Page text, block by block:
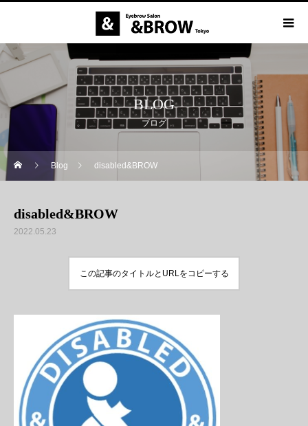
BLOG
ブログ
Blog disabled&BROW
disabled&BROW
2022.05.23
この記事のタイトルとURLをコピーする